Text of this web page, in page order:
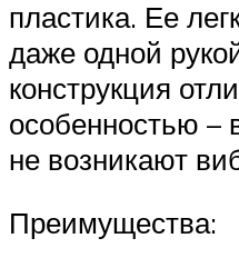
пластика. Ее
даже одной
конструкция
особенностью –
не возникают
Преимущества: